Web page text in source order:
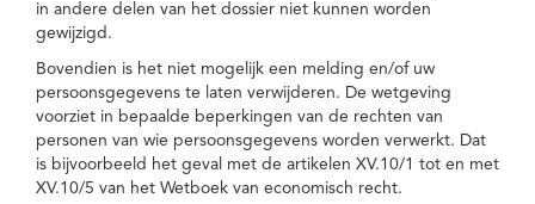
in andere delen van het dossier niet kunnen worden
gewijzigd.
Bovendien is het niet mogelijk een melding en/of uw
persoonsgegevens te laten verwijderen. De wetgeving
voorziet in bepaalde beperkingen van de rechten van
personen van wie persoonsgegevens worden verwerkt. Dat
is bijvoorbeeld het geval met de artikelen XV.10/1 tot en met
XV.10/5 van het Wetboek van economisch recht.